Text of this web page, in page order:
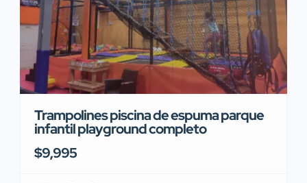
Trampolines piscina de espuma parque
infantil playground completo
$9,995